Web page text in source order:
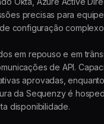
precisas para
configuração
em repouso e em
de API.
aprovadas,
da Sequenzy é
disponibilidade.